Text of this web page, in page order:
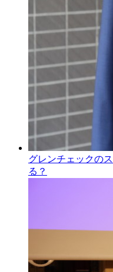
グレンチェックの
る？